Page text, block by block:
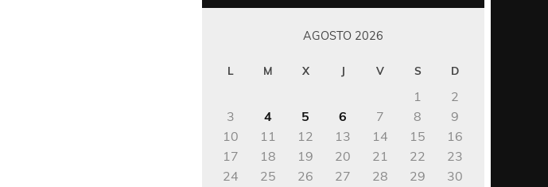
AGOSTO 2026
L M X J V S D
1
2
3
4 5 6 7 8
9
10
11 12 13 14 15
16
17
18 19 20 21 22
23
24
25 26 27 28 29
30